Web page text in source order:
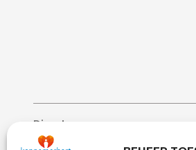
Diensten
Lang verblijf